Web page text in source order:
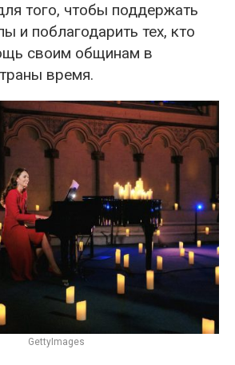
того, чтобы поддержать
и поблагодарить тех, кто
своим общинам в
время.
GettyImages